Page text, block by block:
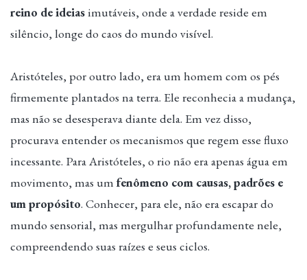
reino de ideiasimutáveis, onde a verdade reside em
silêncio, longe do caos do mundo visível.
Aristóteles, por outro lado, era um homem com os pés
firmemente plantados na terra. Ele reconhecia a mudança,
mas não se desesperava diante dela. Em vez disso,
procurava entender os mecanismos que regem esse fluxo
incessante. Para Aristóteles, o rio não era apenas água em
movimento, mas um fenômeno com causas, padrões e
um propósito. Conhecer, para ele, não era escapar do
mundo sensorial, mas mergulhar profundamente nele,
compreendendo suas raízes e seus ciclos.